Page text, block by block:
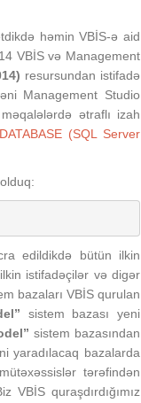
həmin VBİS-ə aid
VBİS və Management
resursundan istifadə
Management Studio
ətraflı izah
(SQL Server
edildikdə bütün ilkin
istifadəçilər və digər
bazaları VBİS qurulan
sistem bazası yeni
sistem bazasından
yaradılacaq bazalarda
tərəfindən
quraşdırdığımız